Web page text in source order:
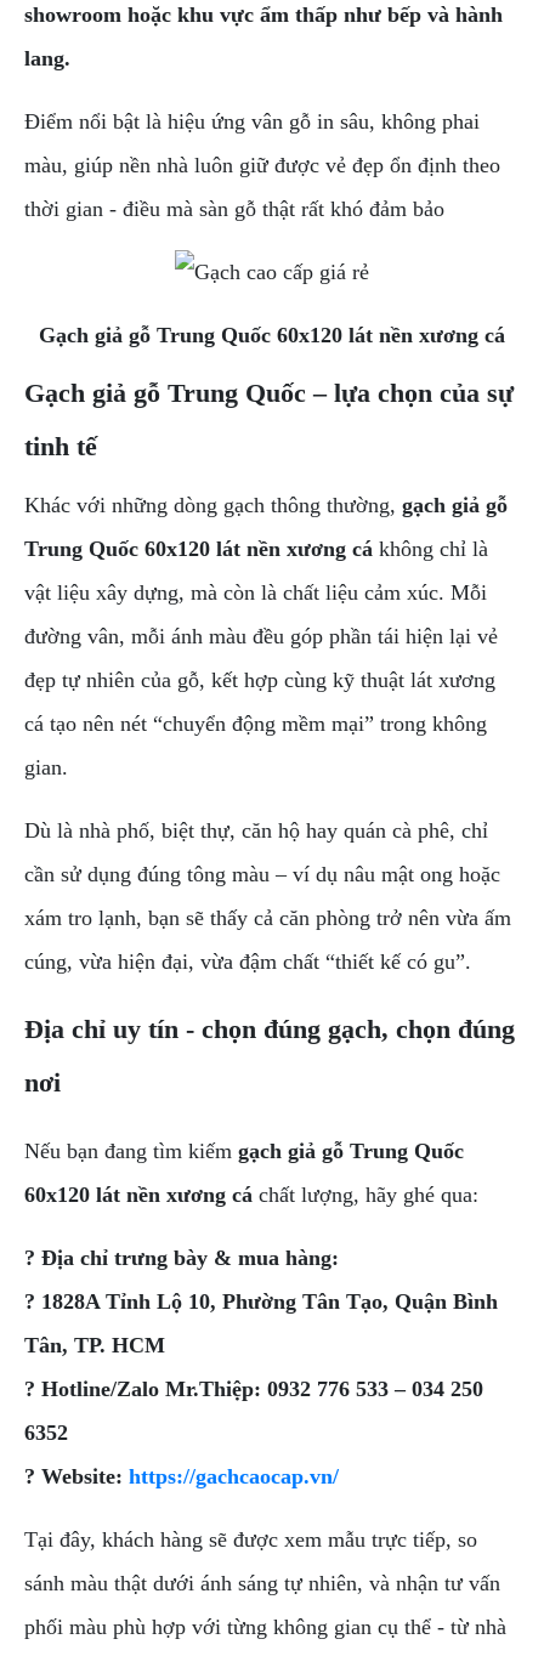
showroom hoặc khu vực ẩm thấp như bếp và hành
lang.
Điểm nổi bật là hiệu ứng vân gỗ in sâu, không phai
màu, giúp nền nhà luôn giữ được vẻ đẹp ổn định theo
thời gian - điều mà sàn gỗ thật rất khó đảm bảo
Gạch giả gỗ Trung Quốc 60x120 lát nền xương cá
Gạch giả gỗ Trung Quốc – lựa chọn của sự
tinh tế
Khác với những dòng gạch thông thường, gạch giả gỗ
Trung Quốc 60x120 lát nền xương cá không chỉ là
vật liệu xây dựng, mà còn là chất liệu cảm xúc. Mỗi
đường vân, mỗi ánh màu đều góp phần tái hiện lại vẻ
đẹp tự nhiên của gỗ, kết hợp cùng kỹ thuật lát xương
cá tạo nên nét “chuyển động mềm mại” trong không
gian.
Dù là nhà phố, biệt thự, căn hộ hay quán cà phê, chỉ
cần sử dụng đúng tông màu – ví dụ nâu mật ong hoặc
xám tro lạnh, bạn sẽ thấy cả căn phòng trở nên vừa ấm
cúng, vừa hiện đại, vừa đậm chất “thiết kế có gu”.
Địa chỉ uy tín - chọn đúng gạch, chọn đúng
nơi
Nếu bạn đang tìm kiếm gạch giả gỗ Trung Quốc
60x120 lát nền xương cá chất lượng, hãy ghé qua:
? Địa chỉ trưng bày & mua hàng:
? 1828A Tỉnh Lộ 10, Phường Tân Tạo, Quận Bình
Tân, TP. HCM
? Hotline/Zalo Mr.Thiệp: 0932 776 533 – 034 250
6352
? Website: https://gachcaocap.vn/
Tại đây, khách hàng sẽ được xem mẫu trực tiếp, so
sánh màu thật dưới ánh sáng tự nhiên, và nhận tư vấn
phối màu phù hợp với từng không gian cụ thể - từ nhà